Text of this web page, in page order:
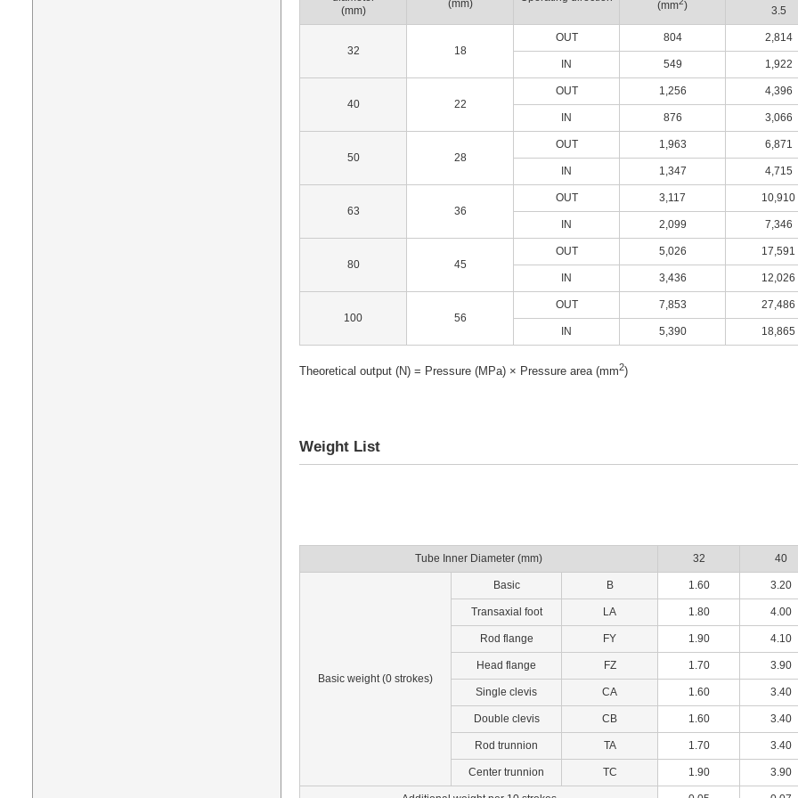
(mm)
(mm) (mm ) 3.5
32 18
OUT 804 2,814
IN 549 1,922
40 22
OUT 1,256 4,396
IN 876 3,066
50 28
OUT 1,963 6,871
IN 1,347 4,715
63 36
OUT 3,117 10,910
IN 2,099 7,346
80 45
OUT 5,026 17,591
IN 3,436 12,026
100 56
OUT 7,853 27,486
IN 5,390 18,865
Theoretical output (N) = Pressure (MPa) × Pressure area (mm2)
Weight List
Tube Inner Diameter (mm) 32 40
Basic weight (0 strokes)
Basic B 1.60 3.20
Transaxial foot LA 1.80 4.00
Rod flange FY 1.90 4.10
Head flange FZ 1.70 3.90
Single clevis CA 1.60 3.40
Double clevis CB 1.60 3.40
Rod trunnion TA 1.70 3.40
Center trunnion TC 1.90 3.90